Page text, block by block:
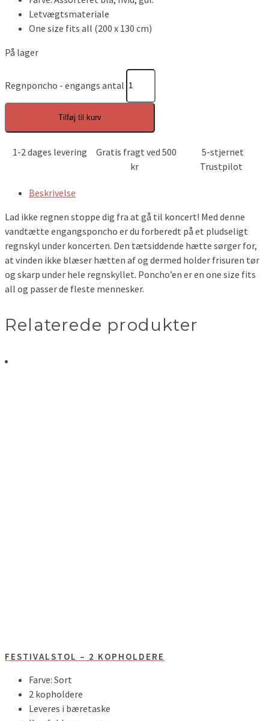
Letvægtsmateriale
One size fits all (200 x 130 cm)
På lager
Regnponcho - engangs antal
Tilføj til kurv
1-2 dages levering
Gratis fragt ved 500
kr
5-stjernet
Trustpilot
Beskrivelse
Lad ikke regnen stoppe dig fra at gå til koncert! Med denne
vandtætte engangsponcho er du forberedt på et pludseligt
regnskyl under koncerten. Den tætsiddende hætte sørger for,
at vinden ikke blæser hætten af og dermed holder frisuren tør
og skarp under hele regnskyllet. Poncho’en er en one size fits
all og passer de fleste mennesker.
Relaterede produkter
FESTIVALSTOL – 2 KOPHOLDERE
Farve: Sort
2 kopholdere
Leveres i bæretaske